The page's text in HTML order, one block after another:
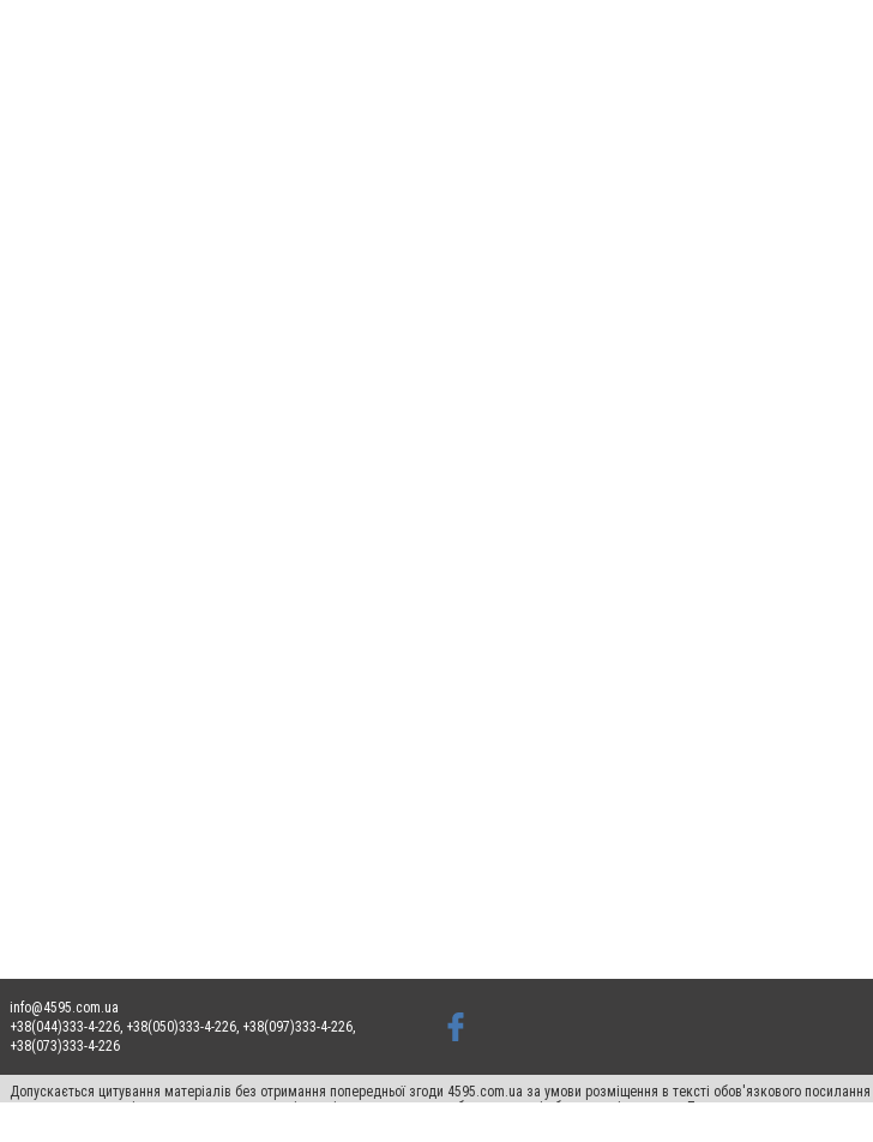
info@4595.com.ua
+38(044)333-4-226, +38(050)333-4-226, +38(097)333-4-226,
+38(073)333-4-226
Допускається цитування матеріалів без отримання попередньої згоди 4595.com.ua за умови розміщення в тексті обов'язкового
пошукових систем гіперпосилання на цитовані статті не нижче другого абзацу в тексті або в якості джерела. Порушення виняткових прав